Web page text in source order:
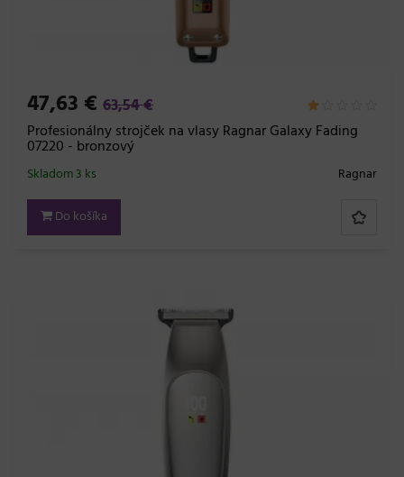
47,63 € 63,54 €
Profesionálny strojček na vlasy Ragnar Galaxy Fading
07220 - bronzový
Ragnar
Skladom 3 ks
Do košíka